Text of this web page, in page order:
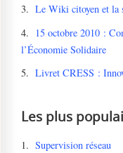
3.Le Wiki citoyen et la
4. 15 octobre 2010 :
l’Économie Solidaire
5.Livret CRESS :
Les plus
1.Supervision réseau